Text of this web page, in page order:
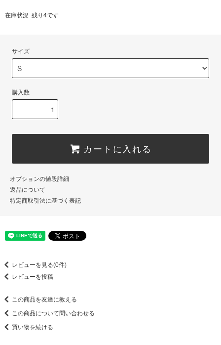
在庫状況 残り4です
サイズ
購入数
カートに入れる
オプションの値段詳細
返品について
特定商取引法に基づく表記
レビューを見る(0件)
レビューを投稿
この商品を友達に教える
この商品について問い合わせる
買い物を続ける